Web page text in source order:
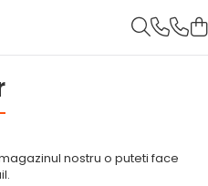
nostru o puteti face